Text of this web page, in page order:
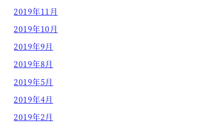
2019年11月
2019年10月
2019年9月
2019年8月
2019年5月
2019年4月
2019年2月